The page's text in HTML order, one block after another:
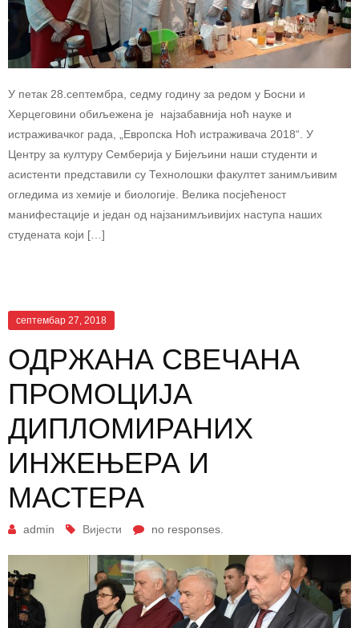
У петак 28.септембра, седму годину за редом у Босни и
Херцеговини обиљежена је најзабавнија ноћ науке и
истраживачког рада, „Европска Ноћ истраживача 2018“. У
Центру за културу Семберија у Бијељини наши студенти и
асистенти представили су Технолошки факултет занимљивим
огледима из хемије и биологије. Велика посјећеност
манифестације и један од најзанимљивијих наступа наших
студената који […]
септембар 27, 2018
ОДРЖАНА СВЕЧАНА
ПРОМОЦИЈА
ДИПЛОМИРАНИХ
ИНЖЕЊЕРА И
МАСТЕРА
admin Вијести no responses.